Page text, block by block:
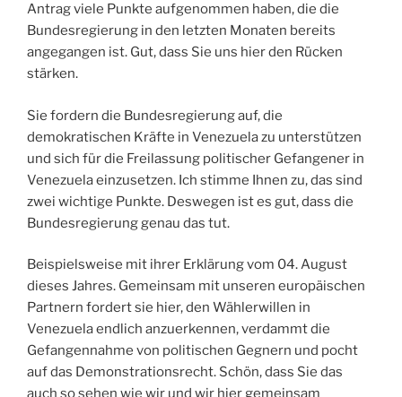
Antrag viele Punkte aufgenommen haben, die die
Bundesregierung in den letzten Monaten bereits
angegangen ist. Gut, dass Sie uns hier den Rücken
stärken.
Sie fordern die Bundesregierung auf, die
demokratischen Kräfte in Venezuela zu unterstützen
und sich für die Freilassung politischer Gefangener in
Venezuela einzusetzen. Ich stimme Ihnen zu, das sind
zwei wichtige Punkte. Deswegen ist es gut, dass die
Bundesregierung genau das tut.
Beispielsweise mit ihrer Erklärung vom 04. August
dieses Jahres. Gemeinsam mit unseren europäischen
Partnern fordert sie hier, den Wählerwillen in
Venezuela endlich anzuerkennen, verdammt die
Gefangennahme von politischen Gegnern und pocht
auf das Demonstrationsrecht. Schön, dass Sie das
auch so sehen wie wir und wir hier gemeinsam